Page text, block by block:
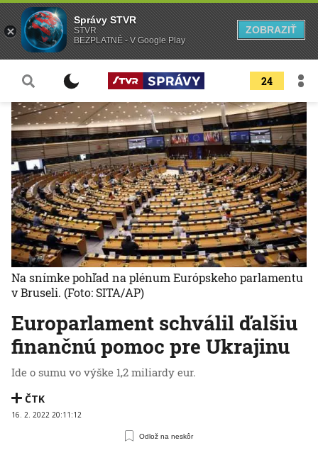
24
Europarlament schválil ďalšiu
finančnú pomoc pre Ukrajinu
Ide o sumu vo výške 1,2 miliardy eur.
ČTK
16. 2. 2022 20:11:12
Odlož na neskôr
Na snímke pohľad na plénum Európskeho parlamentu
v Bruseli. (Foto: SITA/AP)
Správy STVR
STVR
BEZPLATNÉ - V Google Play
ZOBRAZIŤ